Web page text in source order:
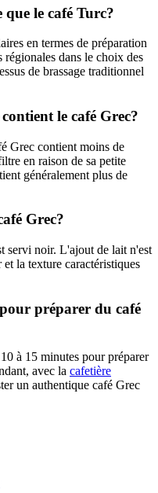
que le café Turc?
en termes de préparation
dans le choix des
de brassage traditionnel
le café Grec?
Grec contient moins de
en raison de sa petite
généralement plus de
Grec?
servi noir. L'ajout de lait n'est
la texture caractéristiques
préparer du café
à 15 minutes pour préparer
avec la cafetière
un authentique café Grec